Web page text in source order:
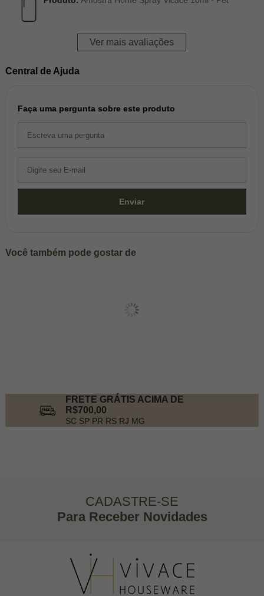
Ver mais avaliações
Central de Ajuda
Faça uma pergunta sobre este produto
Enviar
Você também pode gostar de
FRETE GRÁTIS ACIMA DE
R$700,00
SC SP PR RS RJ MG
CADASTRE-SE
Para Receber Novidades